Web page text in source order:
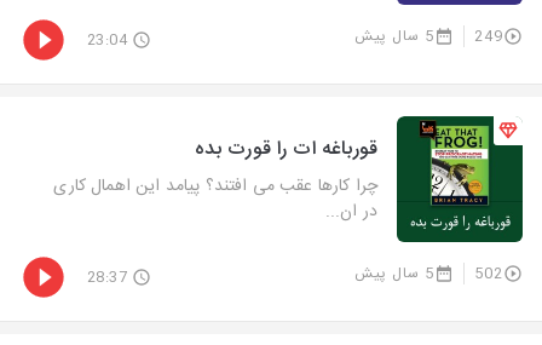
249 5 سال پیش 23:04
قورباغه ات را قورت بده
چرا کارها عقب می افتند؟ پیامد این اهمال کاری
در ان...
502 5 سال پیش 28:37